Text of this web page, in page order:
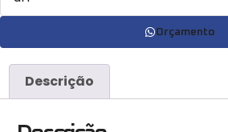
Orçamento
Descrição